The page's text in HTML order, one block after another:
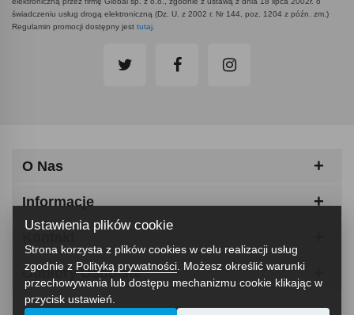
świadczeniu usług drogą elektroniczną (Dz. U. z 2002 r. Nr 144, poz. 1204 z późn. zm.)
Regulamin promocji dostępny jest tutaj
O Nas
Informacje
Odbiory Osobiste
Ustawienia plików cookie
Strona korzysta z plików cookies w celu realizacji usług
zgodnie z Polityką prywatności . Możesz określić warunki
przechowywania lub dostępu mechanizmu cookie klikając w
przycisk ustawień.